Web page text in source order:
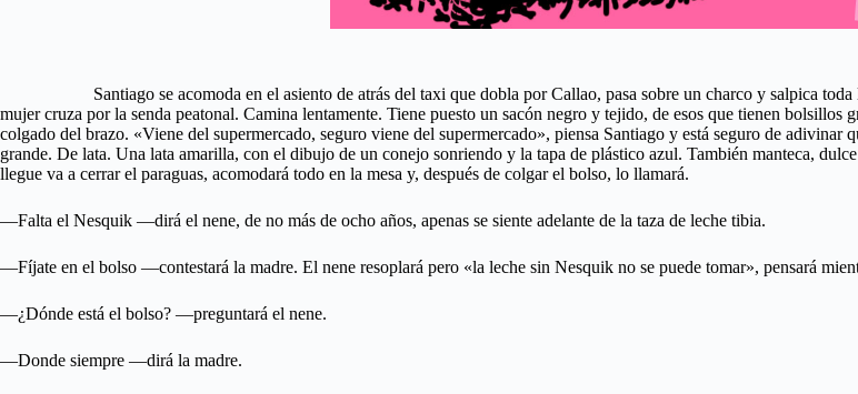
Santiago se acomoda en el asiento de atrás del taxi que dobla por Callao, pasa sobre un charco y salpica toda la
mujer cruza por la senda peatonal. Camina lentamente. Tiene puesto un sacón negro y tejido, de esos que tienen
colgado del brazo. «Viene del supermercado, seguro viene del supermercado», piensa Santiago y está seguro de
grande. De lata. Una lata amarilla, con el dibujo de un conejo sonriendo y la tapa de plástico azul. También manteca,
llegue va a cerrar el paraguas, acomodará todo en la mesa y, después de colgar el bolso, lo llamará.
—Falta el Nesquik —dirá el nene, de no más de ocho años, apenas se siente adelante de la taza de leche tibia.
—Fíjate en el bolso —contestará la madre. El nene resoplará pero «la leche sin Nesquik no se puede tomar», pensará
—¿Dónde está el bolso? —preguntará el nene.
—Donde siempre —dirá la madre.